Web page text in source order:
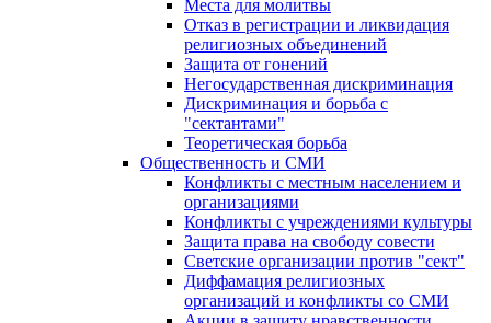
Места для молитвы
Отказ в регистрации и ликвидация
религиозных объединений
Защита от гонений
Негосударственная дискриминация
Дискриминация и борьба с
"сектантами"
Теоретическая борьба
Общественность и СМИ
Конфликты с местным населением и
организациями
Конфликты с учреждениями культуры
Защита права на свободу совести
Светские организации против "сект"
Диффамация религиозных
организаций и конфликты со СМИ